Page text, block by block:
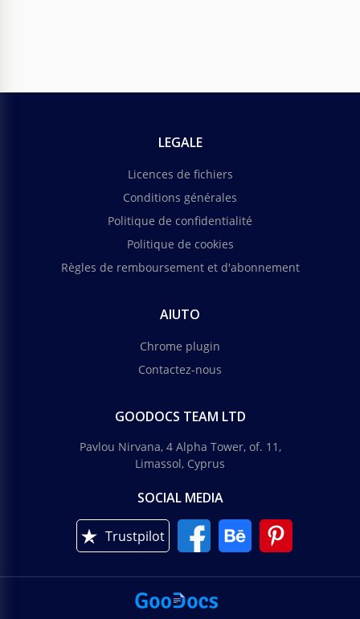
LEGALE
Licences de fichiers
Conditions générales
Politique de confidentialité
Politique de cookies
Règles de remboursement et d'abonnement
AIUTO
Chrome plugin
Contactez-nous
GOODOCS TEAM LTD
Pavlou Nirvana, 4 Alpha Tower, of. 11,
Limassol, Cyprus
SOCIAL MEDIA
Trustpilot